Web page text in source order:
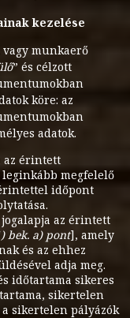
kezelése
vagy munkaerő
” és célzott
köre: az
adatok.
az érintett
megfelelő
időpont
jogalapja az érintett
bek. a) pont], amely
és az ehhez
adja meg.
időtartama sikeres
sikertelen
sikertelen pályázók